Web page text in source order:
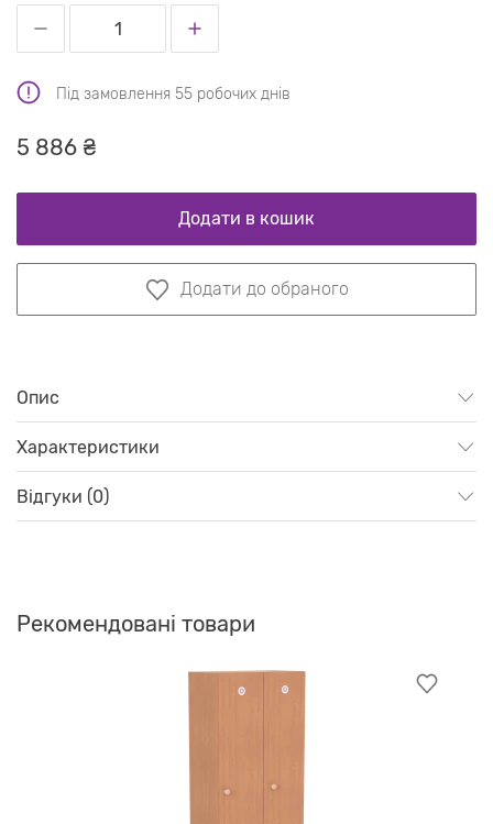
Під замовлення 55 робочих днів
5 886 ₴
Додати в кошик
Додати до обраного
Опис
Характеристики
Відгуки (0)
Рекомендовані товари